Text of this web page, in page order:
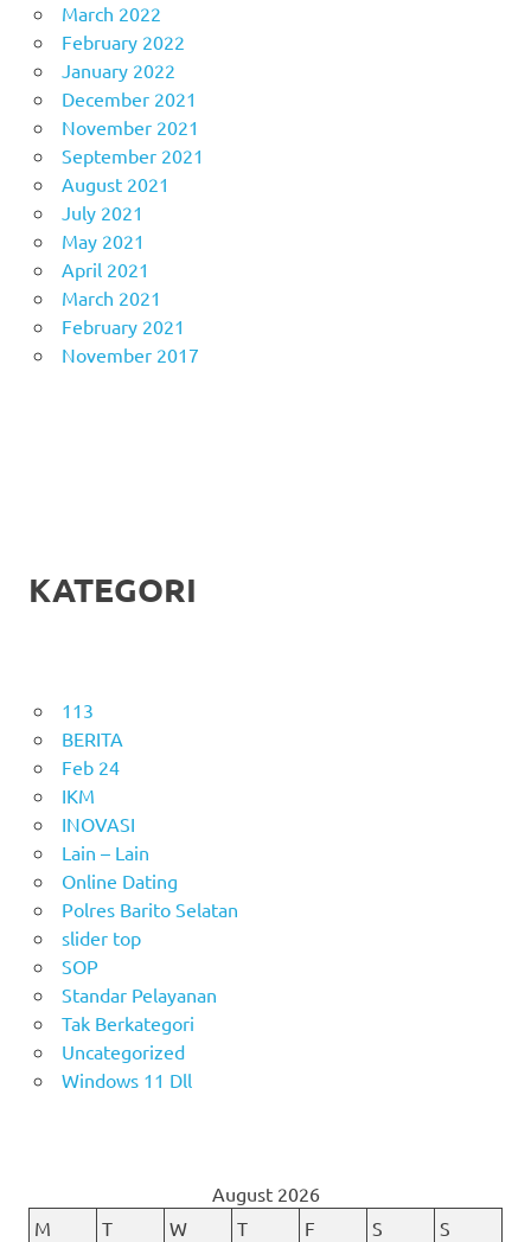
March 2022
February 2022
January 2022
December 2021
November 2021
September 2021
August 2021
July 2021
May 2021
April 2021
March 2021
February 2021
November 2017
KATEGORI
113
BERITA
Feb 24
IKM
INOVASI
Lain – Lain
Online Dating
Polres Barito Selatan
slider top
SOP
Standar Pelayanan
Tak Berkategori
Uncategorized
Windows 11 Dll
August 2026
M
T W T F S S